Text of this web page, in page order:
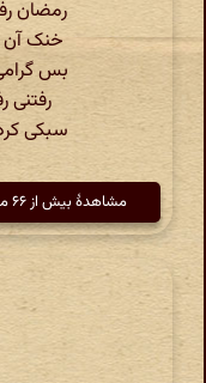
رمضان
خنک آن
بس
رفتنی
سبکی
مشاهدهٔ بیش از ۶۶ مورد هم آهنگ دیگر از فرخی سیستانی